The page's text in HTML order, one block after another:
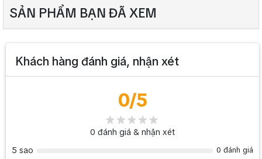
SẢN PHẨM BẠN ĐÃ XEM
Khách hàng đánh giá, nhận xét
0/5
0 đánh giá & nhận xét
5 sao
0 đánh giá